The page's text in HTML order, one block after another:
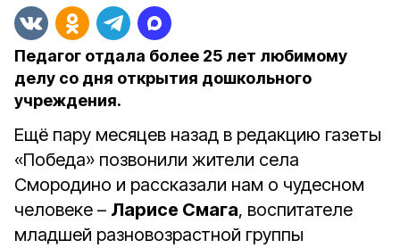
Педагог отдала более 25 лет любимому
делу со дня открытия дошкольного
учреждения.
Ещё пару месяцев назад в редакцию газеты
«Победа» позвонили жители села
Смородино и рассказали нам о чудесном
человеке – Ларисе Смага, воспитателе
младшей разновозрастной группы